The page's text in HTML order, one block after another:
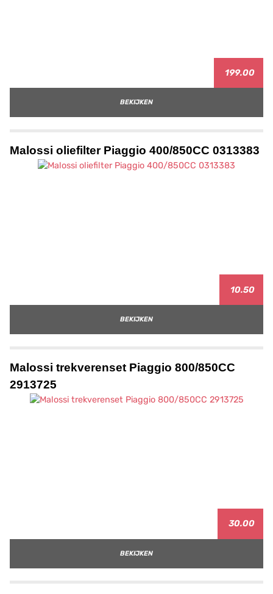
199.00
BEKIJKEN
Malossi oliefilter Piaggio 400/850CC 0313383
10.50
BEKIJKEN
Malossi trekverenset Piaggio 800/850CC
2913725
30.00
BEKIJKEN